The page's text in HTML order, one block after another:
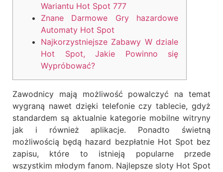
Wariantu Hot Spot 777
Znane Darmowe Gry hazardowe
Automaty Hot Spot
Najkorzystniejsze Zabawy W dziale
Hot Spot, Jakie Powinno się
Wypróbować?
Zawodnicy mają możliwość powalczyć na temat
wygraną nawet dzięki telefonie czy tablecie, gdyż
standardem są aktualnie kategorie mobilne witryny
jak i również aplikacje. Ponadto świetną
możliwością będą hazard bezpłatnie Hot Spot bez
zapisu, które to istnieją popularne przede
wszystkim młodym fanom. Najlepsze sloty Hot Spot